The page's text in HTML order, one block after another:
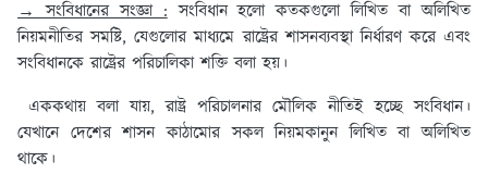
→ সংবিধানের সংজ্ঞা :সংবিধান হলো কতকগুলো লিখিত বা অলিখিত
নিয়মনীতির সমষ্টি, যেগুলোর মাধ্যমে রাষ্ট্রের শাসনব্যবস্থা নির্ধারণ করে এবং
সংবিধানকে রাষ্ট্রের পরিচালিকা শক্তি বলা হয়।
এককথায় বলা যায়, রাষ্ট্র পরিচালনার মৌলিক নীতিই হচ্ছে সংবিধান।
যেখানে দেশের শাসন কাঠামোর সকল নিয়মকানুন লিখিত বা অলিখিত
থাকে।